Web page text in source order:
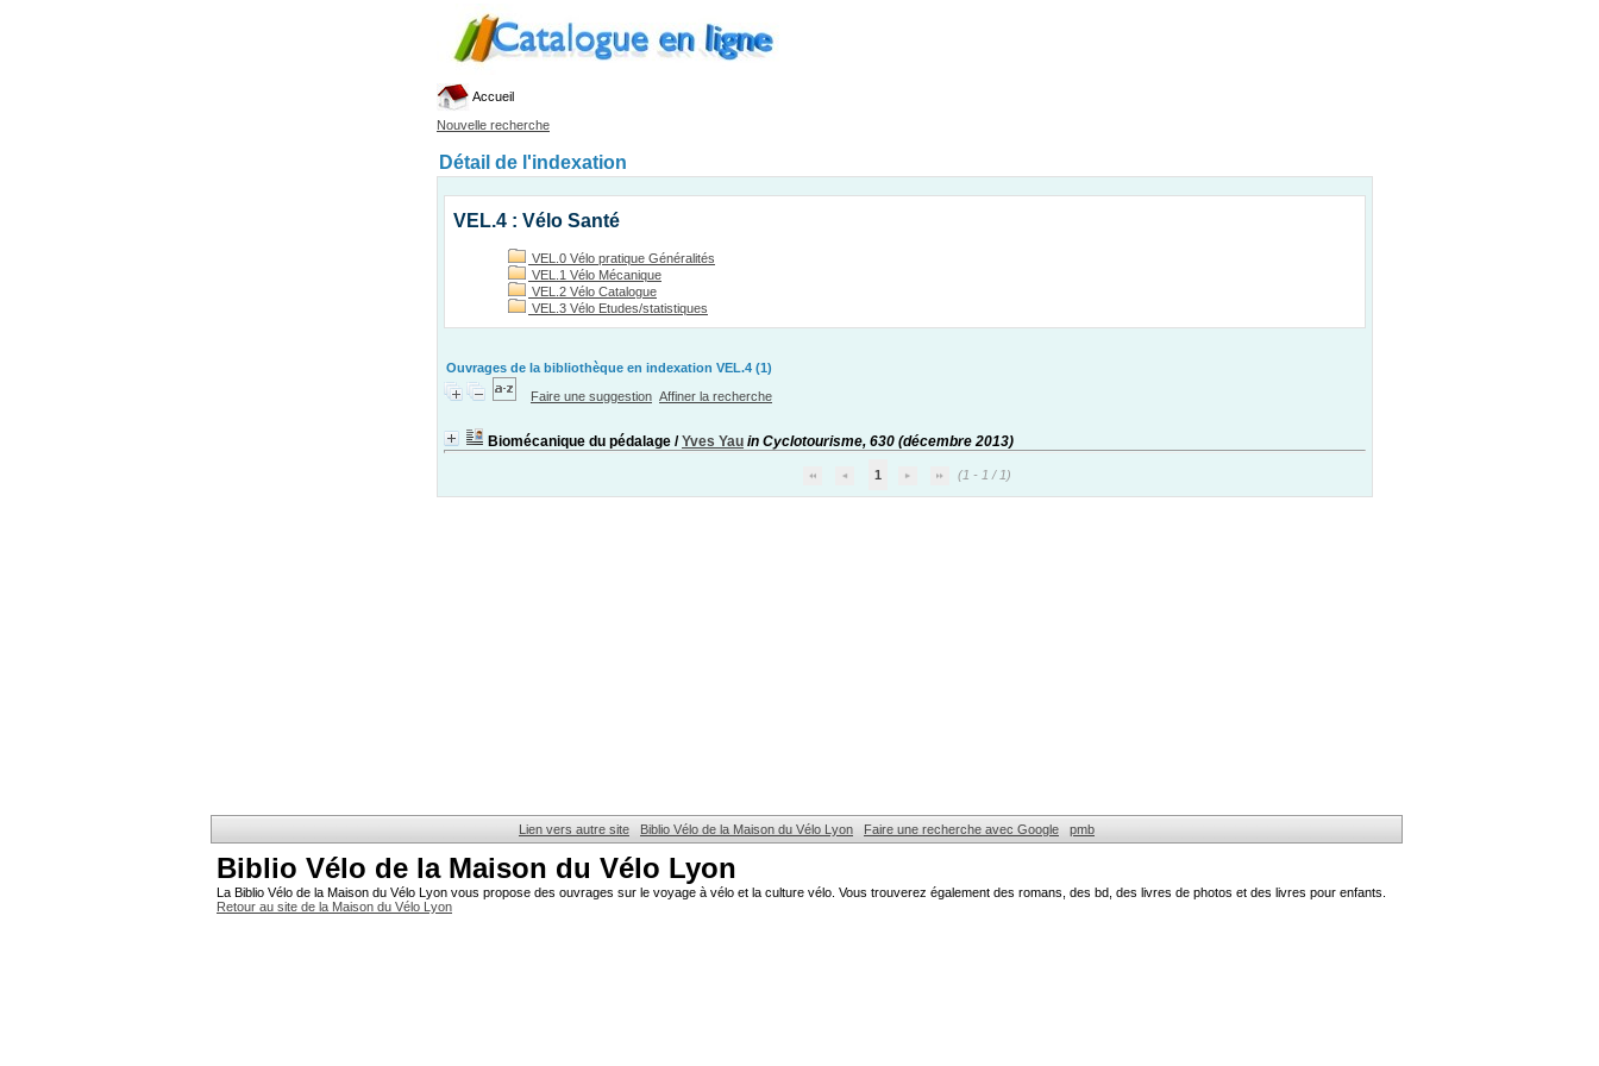
Accueil
Nouvelle recherche
Détail de l'indexation
VEL.4 : Vélo Santé
VEL.0 Vélo pratique Généralités
VEL.1 Vélo Mécanique
VEL.2 Vélo Catalogue
VEL.3 Vélo Etudes/statistiques
Ouvrages de la bibliothèque en indexation VEL.4 (1)
Faire une suggestion Affiner la recherche
Biomécanique du pédalage /Yves Yau in Cyclotourisme, 630 (décembre 2013)
1 (1 - 1 / 1)
Lien vers autre site Biblio Vélo de la Maison du Vélo Lyon Faire une recherche avec Google pmb
Biblio Vélo de la Maison du Vélo Lyon
La Biblio Vélo de la Maison du Vélo Lyon vous propose des ouvrages sur le voyage à vélo et la culture vélo. Vous trouverez également des romans, des bd, des livres de photos et des livres pour enfants.
Retour au site de la Maison du Vélo Lyon